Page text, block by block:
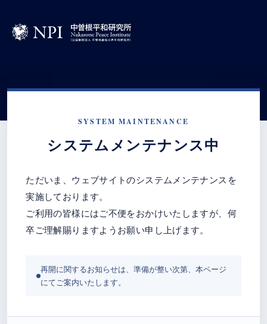
SYSTEM MAINTENANCE
システムメンテナンス中
ただいま、ウェブサイトのシステムメンテナンスを
実施しております。
ご利用の皆様にはご不便をおかけいたしますが、何
卒ご理解賜りますようお願い申し上げます。
再開に関するお知らせは、準備が整い次第、本ページ
にてご案内いたします。